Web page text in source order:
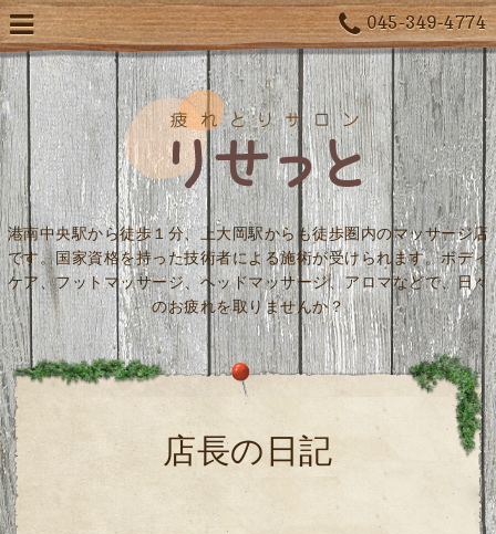
045-349-4774
港南中央駅から徒歩１分、上大岡駅からも徒歩圏内のマッサージ店
です。国家資格を持った技術者による施術が受けられます。ボディ
ケア、フットマッサージ、ヘッドマッサージ、アロマなどで、日々
のお疲れを取りませんか？
店長の日記